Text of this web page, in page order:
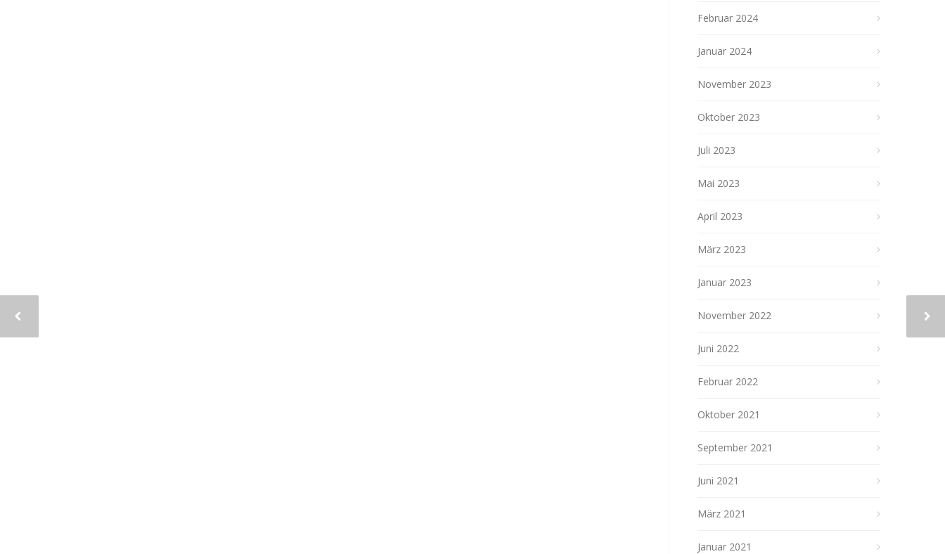
Februar 2024
Januar 2024
November 2023
Oktober 2023
Juli 2023
Mai 2023
April 2023
März 2023
Januar 2023
November 2022
Juni 2022
Februar 2022
Oktober 2021
September 2021
Juni 2021
März 2021
Januar 2021